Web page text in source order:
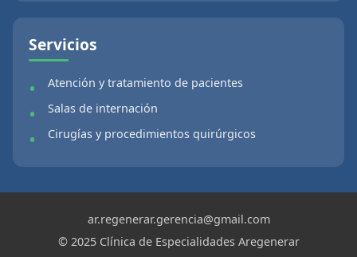
Servicios
Atención y tratamiento de pacientes
Salas de internación
Cirugías y procedimientos quirúrgicos
ar.regenerar.gerencia@gmail.com
© 2025 Clínica de Especialidades Aregenerar